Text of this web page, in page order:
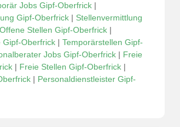
Jobs Gipf-Oberfrick |
Gipf-Oberfrick | Stellenvermittlung
Offene Stellen Gipf-Oberfrick |
Gipf-Oberfrick | Temporärstellen Gipf-
Jobs Gipf-Oberfrick | Freie
| Freie Stellen Gipf-Oberfrick |
| Personaldienstleister Gipf-